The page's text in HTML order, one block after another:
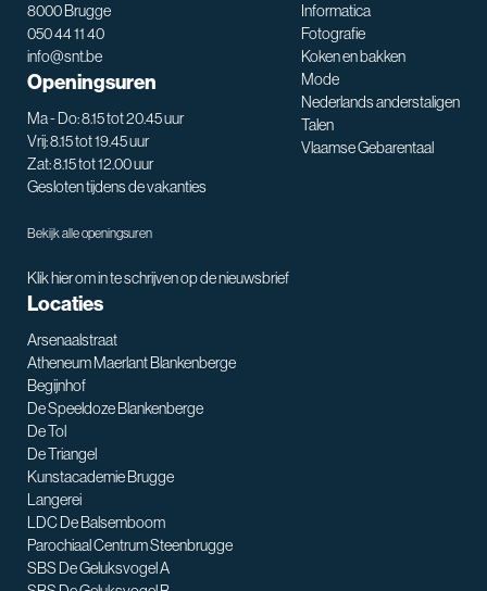
8000 Brugge
050 44 11 40
info@snt.be
Openingsuren
Ma - Do: 8.15 tot 20.45 uur
Vrij: 8.15 tot 19.45 uur
Zat: 8.15 tot 12.00 uur
Gesloten tijdens de vakanties
Bekijk alle openingsuren
Klik hier om in te schrijven op de nieuwsbrief
Informatica
Fotografie
Koken en bakken
Mode
Nederlands anderstaligen
Talen
Vlaamse Gebarentaal
Locaties
Arsenaalstraat
Atheneum Maerlant Blankenberge
Begijnhof
De Speeldoze Blankenberge
De Tol
De Triangel
Kunstacademie Brugge
Langerei
LDC De Balsemboom
Parochiaal Centrum Steenbrugge
SBS De Geluksvogel A
SNT assistent
Waarmee kan ik je helpen?